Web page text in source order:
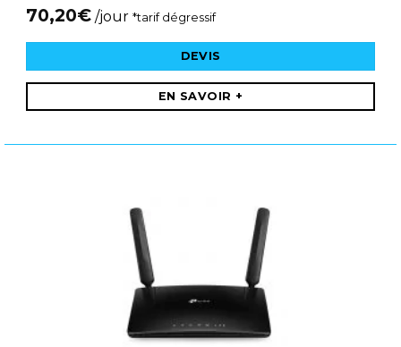
70,20€ /jour *tarif dégressif
DEVIS
EN SAVOIR +